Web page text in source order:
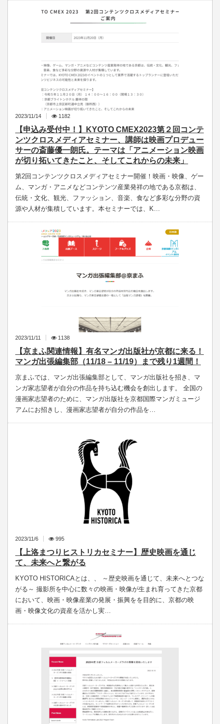
2023/11/14 1182
【申込み受付中！】KYOTO CMEX2023第２回コンテ
ンツクロスメディアセミナー、講師は映画プロデュー
サーの斎藤優一朗氏。テーマは「アニメーション映画
が切り拓いてきたこと、そしてこれからの未来」
第2回コンテンツクロスメディアセミナー開催！映画・映像、ゲー
ム、マンガ・アニメなどコンテンツ産業発祥の地である京都は、
伝統・文化、観光、ファッション、音楽、食など多彩な分野の資
源や人材が集積しています。本セミナーでは、K…
2023/11/11 1138
【京まふ関連情報】有名マンガ出版社が京都に来る！
マンガ出張編集部（11/18 – 11/19）まで残り1週間！
京まふでは、マンガ出張編集部として、マンガ出版社を招き、マ
ンガ家志望者が自分の作品を持ち込む機会を創出します。 全国の
漫画家志望者のために、マンガ出版社を京都国際マンガミュージ
アムにお招きし、漫画家志望者が自分の作品を…
2023/11/6 995
【上洛まつりヒストリカセミナー】歴史映画を通じ
て、未来へと繋がる
KYOTO HISTORICAとは、、 ～歴史映画を通じて、未来へとつな
がる～ 撮影所を中心に数々の映画・映像が生まれ育ってきた京都
において、映画・映像産業の発展・振興をを目的に、京都の映
画・映像文化の資産を活かし実…